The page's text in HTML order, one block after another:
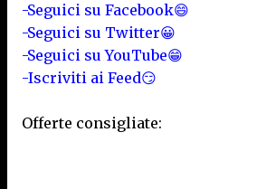
-Seguici su Facebook😄
-Seguici su Twitter😀
-Seguici su YouTube😁
-Iscriviti ai Feed😏
Offerte consigliate: